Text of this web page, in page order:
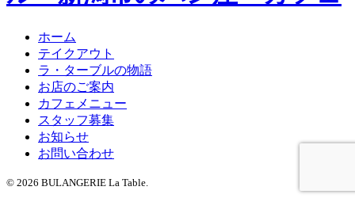
ホーム
テイクアウト
ラ・ターブルの物語
お店のご案内
カフェメニュー
スタッフ募集
お知らせ
お問い合わせ
© 2026 BULANGERIE La Table.